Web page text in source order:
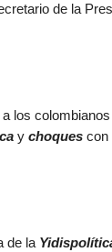
de la
los
y choquescon
de la